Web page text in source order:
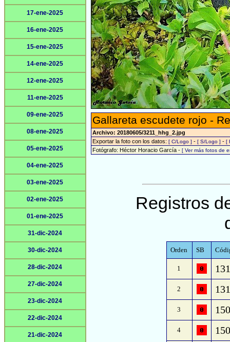
17-ene-2025
16-ene-2025
15-ene-2025
14-ene-2025
12-ene-2025
11-ene-2025
09-ene-2025
08-ene-2025
05-ene-2025
04-ene-2025
03-ene-2025
02-ene-2025
01-ene-2025
31-dic-2024
30-dic-2024
28-dic-2024
27-dic-2024
23-dic-2024
22-dic-2024
21-dic-2024
Gallareta escudete rojo -
Archivo: 20180605/3211_hhg_2.jpg
Exportar la foto con los datos: [ C/Logo ] - [ S/Logo ] - [
Fotógrafo: Héctor Horacio García - [ Ver más fotos de
Registros
Orden SB
1
2
3
4